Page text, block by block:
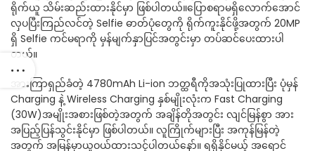
ရိုက်ယူ သိမ်းဆည်းထားနိုင်မှာ ဖြစ်ပါတယ်။ပြောစရာမရှိလောက်အောင်
လှပပြီးကြည်လင်တဲ့ Selfie ဓာတ်ပုံတွေကို ရိုက်ကူးနိုင်ဖို့အတွက် 20MP
ရှိ Selfie ကင်မရာကို မှန်မျက်နှာပြင်အတွင်းမှာ တပ်ဆင်ပေးထားပါ
တယ်။
အားကြာရှည်ခံတဲ့ 4780mAh Li-ion ဘတ္ထရီကိုအသုံးပြုထားပြီး ပုံမှန်
Charging နဲ့ Wireless Charging နှစ်မျိုးလုံးက Fast Charging
(30W)အမျိုးအစားဖြစ်တဲ့အတွက် အချိန်တိုအတွင်း လျင်မြန်စွာ အား
အပြည့်ပြန်သွင်းနိုင်မှာ ဖြစ်ပါတယ်။ လူကြိုက်များပြီး အကုန်မြန်တဲ့
အတွက် အမြန်မှာယူဝယ်ထားသင့်ပါတယ်နော်။ ရရှိနိုင်မယ့် အရောင်